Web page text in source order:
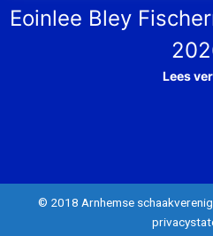
Eoinlee Bley
Lees
© 2018 Arnhemse